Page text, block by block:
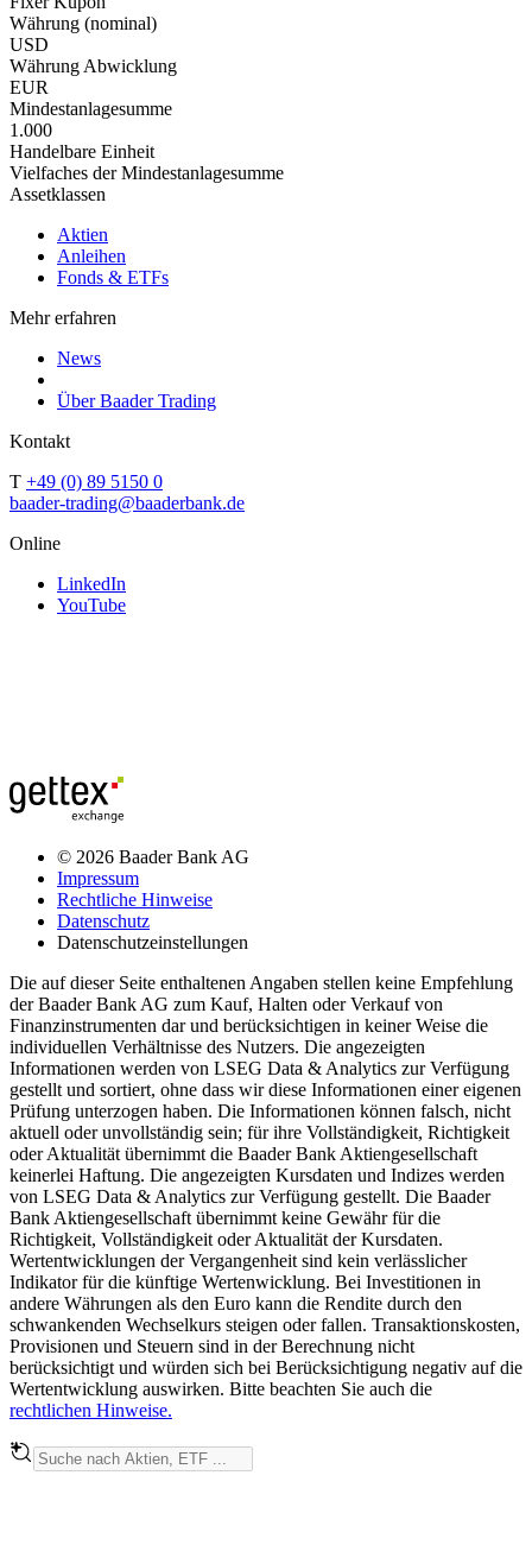
Währung (nominal)
USD
Währung Abwicklung
EUR
Mindestanlagesumme
1.000
Handelbare Einheit
Vielfaches der Mindestanlagesumme
Assetklassen
Aktien
Anleihen
Fonds & ETFs
Mehr erfahren
News
Über Baader Trading
Kontakt
T +49 (0) 89 5150 0
baader-trading@baaderbank.de
Online
LinkedIn
YouTube
© 2026 Baader Bank AG
Impressum
Rechtliche Hinweise
Datenschutz
Datenschutzeinstellungen
Die auf dieser Seite enthaltenen Angaben stellen keine Empfehlung
der Baader Bank AG zum Kauf, Halten oder Verkauf von
Finanzinstrumenten dar und berücksichtigen in keiner Weise die
individuellen Verhältnisse des Nutzers. Die angezeigten
Informationen werden von LSEG Data & Analytics zur Verfügung
gestellt und sortiert, ohne dass wir diese Informationen einer eigenen
Prüfung unterzogen haben. Die Informationen können falsch, nicht
aktuell oder unvollständig sein; für ihre Vollständigkeit, Richtigkeit
oder Aktualität übernimmt die Baader Bank Aktiengesellschaft
keinerlei Haftung. Die angezeigten Kursdaten und Indizes werden
von LSEG Data & Analytics zur Verfügung gestellt. Die Baader
Bank Aktiengesellschaft übernimmt keine Gewähr für die
Richtigkeit, Vollständigkeit oder Aktualität der Kursdaten.
Wertentwicklungen der Vergangenheit sind kein verlässlicher
Indikator für die künftige Wertenwicklung. Bei Investitionen in
andere Währungen als den Euro kann die Rendite durch den
schwankenden Wechselkurs steigen oder fallen. Transaktionskosten,
Provisionen und Steuern sind in der Berechnung nicht
berücksichtigt und würden sich bei Berücksichtigung negativ auf die
Wertentwicklung auswirken. Bitte beachten Sie auch die
rechtlichen Hinweise.